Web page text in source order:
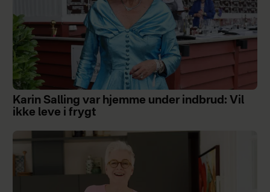
Karin Salling var hjemme under indbrud: Vil
ikke leve i frygt